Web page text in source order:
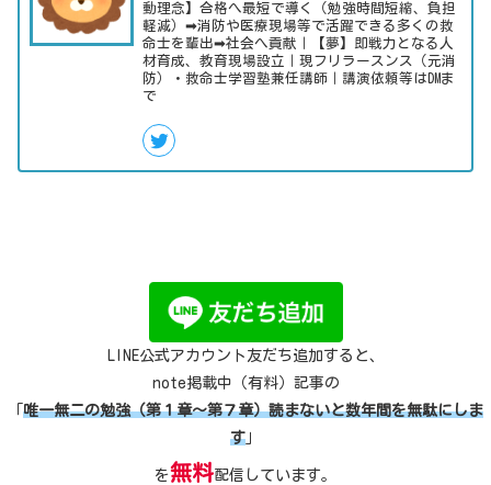
動理念】合格へ最短で導く（勉強時間短縮、負担
軽減）➡消防や医療現場等で活躍できる多くの救
命士を輩出➡社会へ貢献｜【夢】即戦力となる人
材育成、教育現場設立｜現フリラースンス（元消
防）・救命士学習塾兼任講師｜講演依頼等はDMま
で
LINE公式アカウント友だち追加すると、
note掲載中（有料）記事の
唯一無二の勉強（第１章～第７章）読まないと数年間を無駄にしま
す 」
を無料配信しています。